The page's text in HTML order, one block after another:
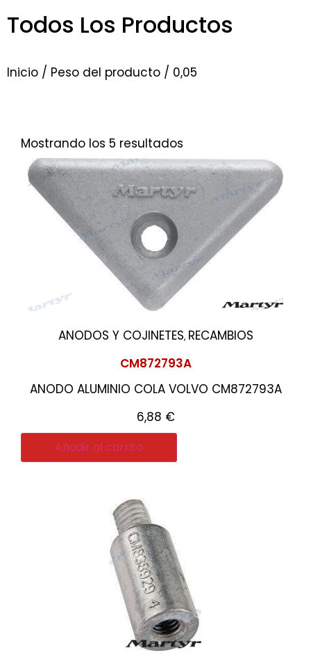
Todos Los Productos
Inicio / Peso del producto / 0,05
Mostrando los 5 resultados
ANODOS Y COJINETES, RECAMBIOS
CM872793A
ANODO ALUMINIO COLA VOLVO CM872793A
6,88 €
Añadir al carrito